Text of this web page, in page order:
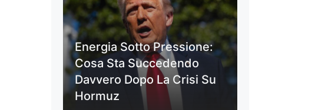
Energia Sotto Pressione:
Cosa Sta Succedendo
Davvero Dopo La Crisi Su
Hormuz